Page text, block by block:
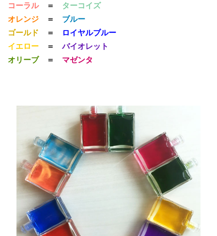
コーラル＝ ターコイズ
オレンジ ＝ ブルー
ゴールド ＝
ロイヤルブルー
イエロー ＝バイオレット
オリーブ＝ マゼンタ